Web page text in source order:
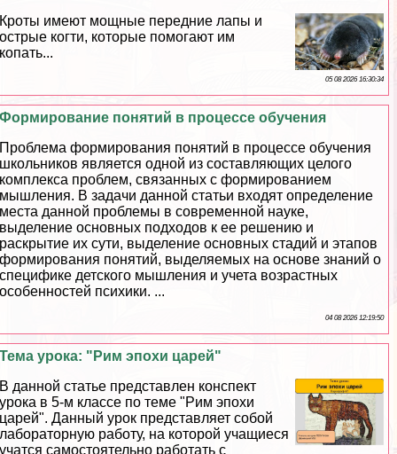
Кроты имеют мощные передние лапы и
острые когти, которые помогают им
копать...
05 08 2026 16:30:34
Формирование понятий в процессе обучения
Проблема формирования понятий в процессе обучения
школьников является одной из составляющих целого
комплекса проблем, связанных с формированием
мышления. В задачи данной статьи входят определение
места данной проблемы в современной науке,
выделение основных подходов к ее решению и
раскрытие их сути, выделение основных стадий и этапов
формирования понятий, выделяемых на основе знаний о
специфике детского мышления и учета возрастных
особенностей психики. ...
04 08 2026 12:19:50
Тема урока: "Рим эпохи царей"
В данной статье представлен конспект
урока в 5-м классе по теме "Рим эпохи
царей". Данный урок представляет собой
лабораторную работу, на которой учащиеся
учатся самостоятельно работать с